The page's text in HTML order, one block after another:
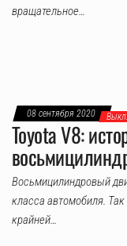
вращательное…
08 сентября 2020 Выкл.
Toyota V8:
Восьмицилиндровый
класса автомобиля.
крайней…